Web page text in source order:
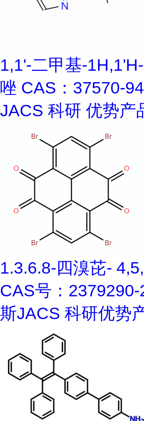
1,1'-二甲基-
唑 CAS：37570-
JACS 科研 优势产
1.3.6.8-四溴芘-
CAS号：
斯JACS 科研优势